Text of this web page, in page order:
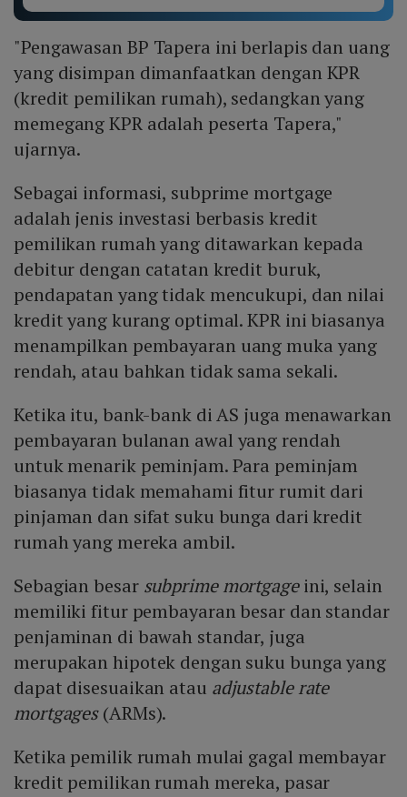
"Pengawasan BP Tapera ini berlapis dan uang
yang disimpan dimanfaatkan dengan KPR
(kredit pemilikan rumah), sedangkan yang
memegang KPR adalah peserta Tapera,"
ujarnya.
Sebagai informasi, subprime mortgage
adalah jenis investasi berbasis kredit
pemilikan rumah yang ditawarkan kepada
debitur dengan catatan kredit buruk,
pendapatan yang tidak mencukupi, dan nilai
kredit yang kurang optimal. KPR ini biasanya
menampilkan pembayaran uang muka yang
rendah, atau bahkan tidak sama sekali.
Ketika itu, bank-bank di AS juga menawarkan
pembayaran bulanan awal yang rendah
untuk menarik peminjam. Para peminjam
biasanya tidak memahami fitur rumit dari
pinjaman dan sifat suku bunga dari kredit
rumah yang mereka ambil.
Sebagian besarsubprime mortgageini, selain
memiliki fitur pembayaran besar dan standar
penjaminan di bawah standar, juga
merupakan hipotek dengan suku bunga yang
dapat disesuaikan atau adjustable rate
mortgages(ARMs).
Ketika pemilik rumah mulai gagal membayar
kredit pemilikan rumah mereka, pasar